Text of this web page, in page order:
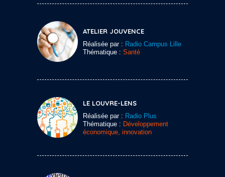
ATELIER JOUVENCE
Réalisée par : Radio Campus Lille
Thématique : Santé
LE LOUVRE-LENS
Réalisée par : Radio Plus
Thématique : Développement
économique, innovation